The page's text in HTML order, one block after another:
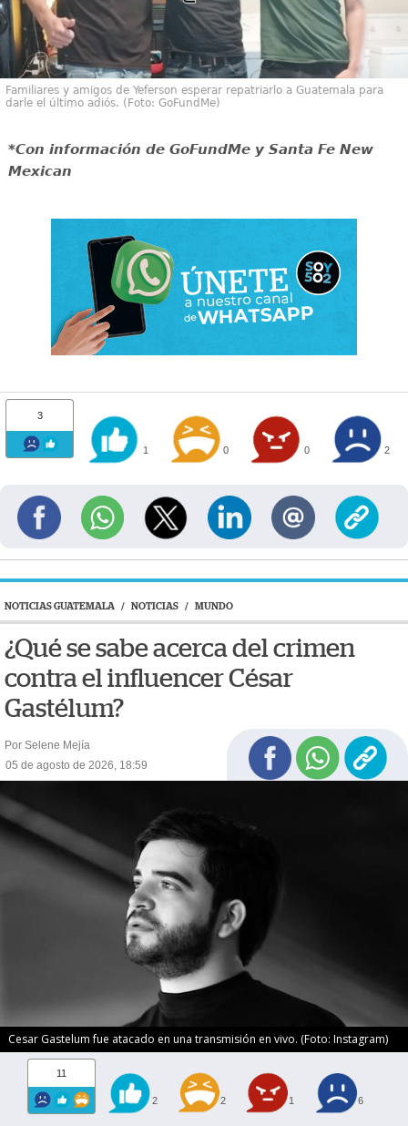
Familiares y amigos de Yeferson esperar repatriarlo a Guatemala para
darle el último adiós. (Foto: GoFundMe)
*Con información de GoFundMe y Santa Fe New
Mexican
3
1 0 0 2
NOTICIAS GUATEMALA / NOTICIAS / MUNDO
¿Qué se sabe acerca del crimen
contra el influencer César
Gastélum?
Por Selene Mejía
05 de agosto de 2026, 18:59
Cesar Gastelum fue atacado en una transmisión en vivo. (Foto: Instagram)
11
2 2 1 6